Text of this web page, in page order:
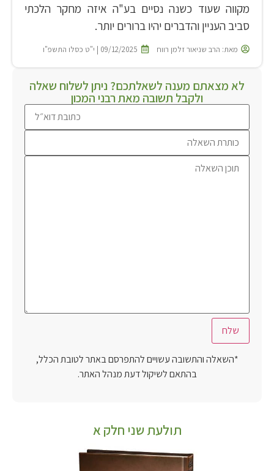
מקווה שעוד כשנה נסיים בע"ה איזה מחקר הלכתי
סביב העניין והדברים יהיו ברורים יותר.
מאת: הרב שניאור זלמן רווח 09/12/2025 | י"ט כסלו התשפ"ו
לא מצאתם מענה לשאלתכם? ניתן לשלוח שאלה
ולקבל תשובה מאת רבני המכון
*השאלה והתשובה עשויים להתפרסם באתר לטובת הכלל,
בהתאם לשיקול דעת מנהל האתר.
תולעת שני חלק א